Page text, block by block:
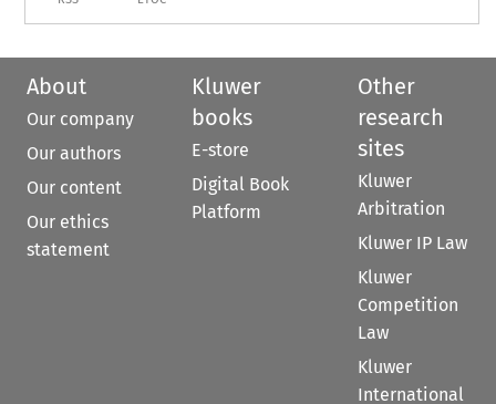
About
Our company
Our authors
Our content
Our ethics
statement
Kluwer
books
E-store
Digital Book
Platform
Other
research
sites
Kluwer
Arbitration
Kluwer IP Law
Kluwer
Competition
Law
Kluwer
International